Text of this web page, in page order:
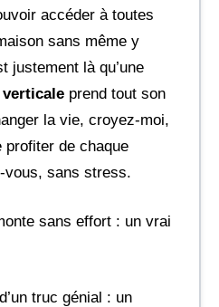
accéder à toutes
sans même y
justement là qu’une
prend tout son
la vie, croyez-moi,
profiter de chaque
vous, sans stress.
sans effort : un vrai
truc génial : un